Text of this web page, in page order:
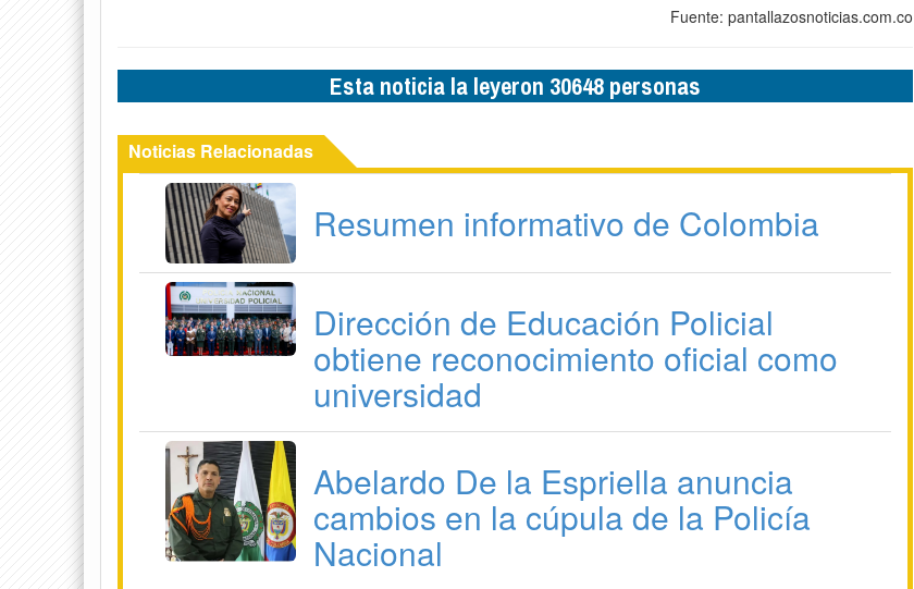
Fuente: pantallazosnoticias.com.co
Esta noticia la leyeron 30648 personas
Noticias Relacionadas
Resumen informativo de Colombia
Dirección de Educación Policial
obtiene reconocimiento oficial como
universidad
Abelardo De la Espriella anuncia
cambios en la cúpula de la Policía
Nacional